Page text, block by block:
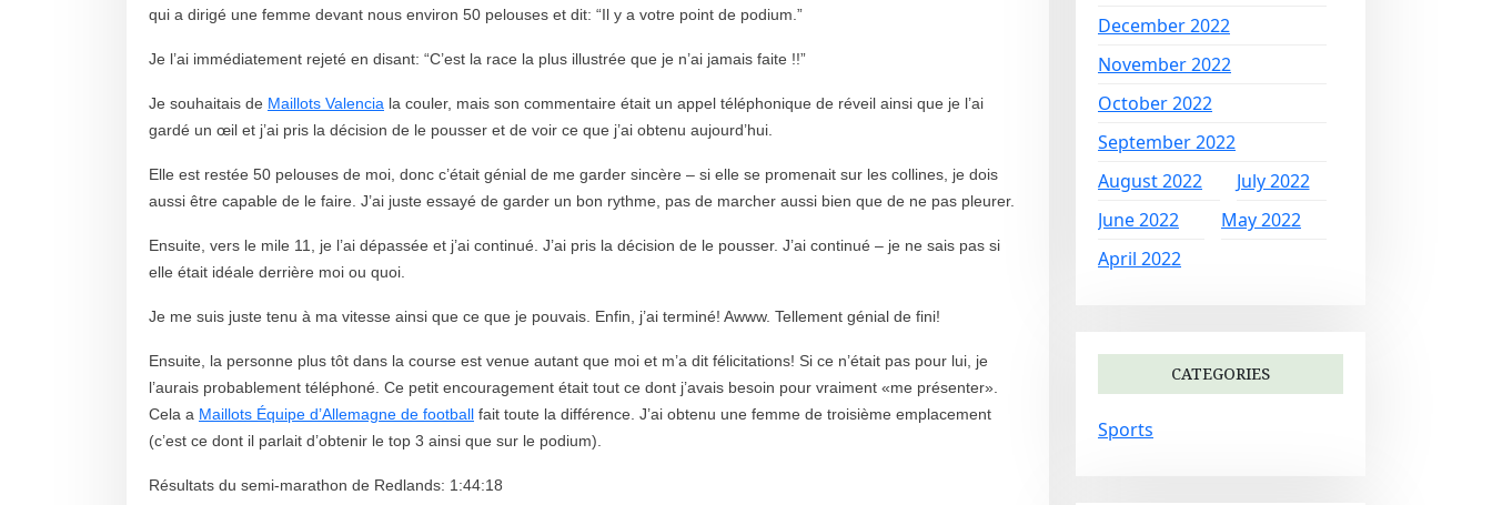
qui a dirigé une femme devant nous environ 50 pelouses et dit: “Il y a votre point de podium.”
Je l’ai immédiatement rejeté en disant: “C’est la race la plus illustrée que je n’ai jamais faite !!”
Je souhaitais de Maillots Valencia la couler, mais son commentaire était un appel téléphonique de réveil ainsi que je l’ai
gardé un œil et j’ai pris la décision de le pousser et de voir ce que j’ai obtenu aujourd’hui.
Elle est restée 50 pelouses de moi, donc c’était génial de me garder sincère – si elle se promenait sur les collines, je dois
aussi être capable de le faire. J’ai juste essayé de garder un bon rythme, pas de marcher aussi bien que de ne pas pleurer.
Ensuite, vers le mile 11, je l’ai dépassée et j’ai continué. J’ai pris la décision de le pousser. J’ai continué – je ne sais pas si
elle était idéale derrière moi ou quoi.
Je me suis juste tenu à ma vitesse ainsi que ce que je pouvais. Enfin, j’ai terminé! Awww. Tellement génial de fini!
Ensuite, la personne plus tôt dans la course est venue autant que moi et m’a dit félicitations! Si ce n’était pas pour lui, je
l’aurais probablement téléphoné. Ce petit encouragement était tout ce dont j’avais besoin pour vraiment «me présenter».
Cela a Maillots Équipe d’Allemagne de football fait toute la différence. J’ai obtenu une femme de troisième emplacement
(c’est ce dont il parlait d’obtenir le top 3 ainsi que sur le podium).
Résultats du semi-marathon de Redlands: 1:44:18
December 2022
November 2022
October 2022
September 2022
August 2022
July 2022
June 2022
May 2022
April 2022
CATEGORIES
Sports